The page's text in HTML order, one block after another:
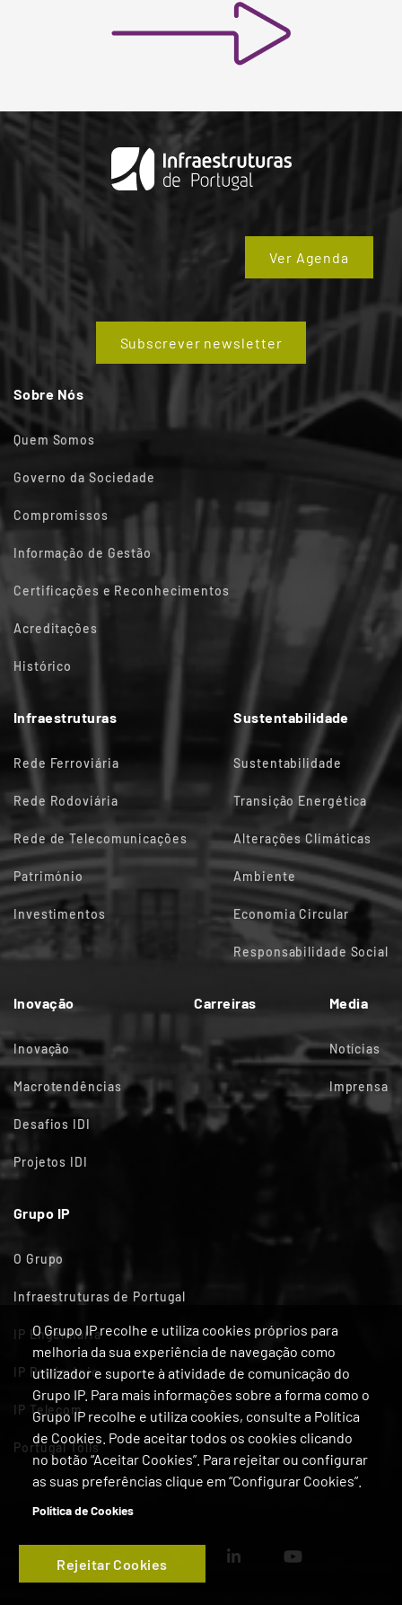
O Grupo IP recolhe e utiliza cookies próprios para
melhoria da sua experiência de navegação como
utilizador e suporte à atividade de comunicação do
Grupo IP. Para mais informações sobre a forma como o
Grupo IP recolhe e utiliza cookies, consulte a Política
de Cookies. Pode aceitar todos os cookies clicando
no botão “Aceitar Cookies”. Para rejeitar ou configurar
as suas preferências clique em “Configurar Cookies”.
Política de Cookies
Rejeitar Cookies
Ver Agenda
Subscrever newsletter
Sobre Nós
Quem Somos
Governo da Sociedade
Compromissos
Informação de Gestão
Certificações e Reconhecimentos
Acreditações
Histórico
Infraestruturas
Rede Ferroviária
Rede Rodoviária
Rede de Telecomunicações
Património
Investimentos
Sustentabilidade
Sustentabilidade
Transição Energética
Alterações Climáticas
Ambiente
Economia Circular
Responsabilidade Social
Inovação
Inovação
Macrotendências
Desafios IDI
Projetos IDI
Carreiras Media
Notícias
Imprensa
Grupo IP
O Grupo
Infraestruturas de Portugal
IP Engenharia
IP Património
IP Telecom
Portugal Tolls